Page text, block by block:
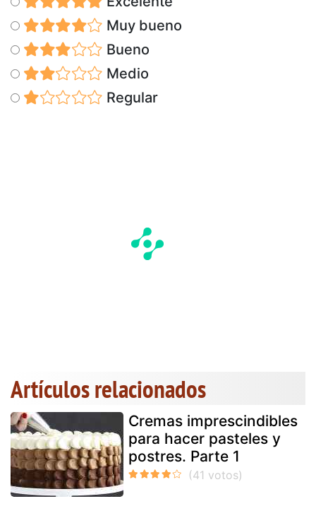
Muy bueno
Bueno
Medio
Regular
Artículos relacionados
Cremas imprescindibles
para hacer pasteles y
postres. Parte 1